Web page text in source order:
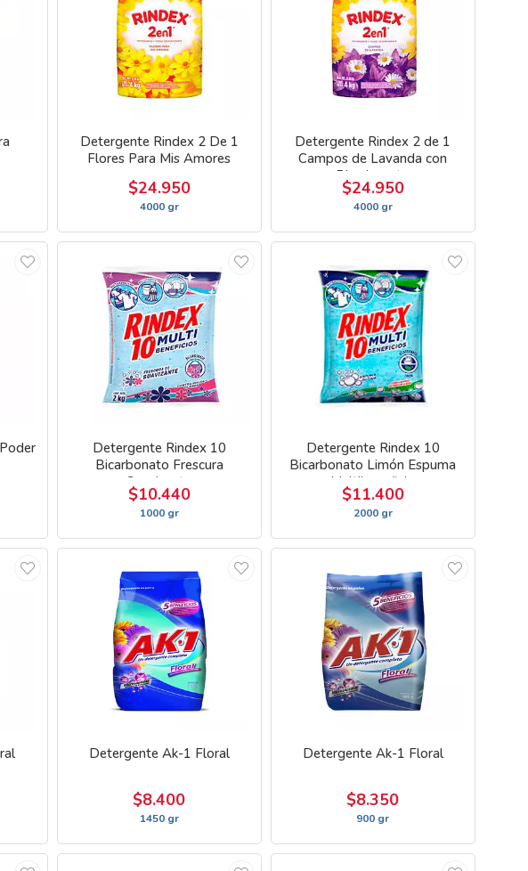
Detergente Rindex 2 De 1
Flores Para Mis Amores
$24.950
4000 gr
Detergente Rindex 2 de 1
Campos de Lavanda con
Bicarbonato
$24.950
4000 gr
Detergente Rindex 10
Bicarbonato Frescura
Suavisante
$10.440
1000 gr
Detergente Rindex 10
Bicarbonato Limón Espuma
Multibeneficio
$11.400
2000 gr
Detergente Ak-1 Floral
$8.400
1450 gr
Detergente Ak-1 Floral
$8.350
900 gr